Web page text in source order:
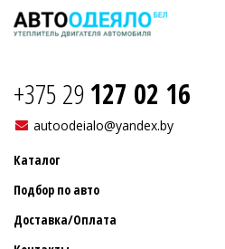
+375 29127 02 16
autoodeialo@yandex.by
Каталог
Подбор по авто
Доставка/Оплата